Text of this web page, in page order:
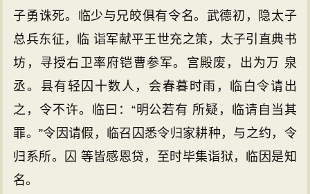
子勇诛死。临少与兄皎俱有令名。武德初，隐太子
总兵东征，临 诣军献平王世充之策，太子引直典书
坊，寻授右卫率府铠曹参军。宫殿废，出为万 泉
丞。县有轻囚十数人，会春暮时雨，临白令请出
之，令不许。临曰：“明公若有 所疑，临请自当其
罪。”令因请假，临召囚悉令归家耕种，与之约，令
归系所。囚 等皆感恩贷，至时毕集诣狱，临因是知
名。